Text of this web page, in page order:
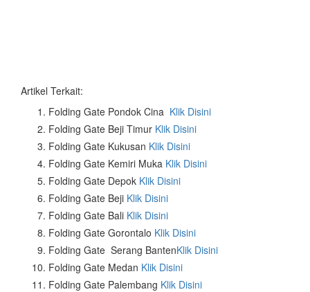
Artikel Terkait:
Folding Gate Pondok Cina Klik Disini
Folding Gate Beji Timur Klik Disini
Folding Gate Kukusan Klik Disini
Folding Gate Kemiri Muka Klik Disini
Folding Gate Depok Klik Disini
Folding Gate Beji Klik Disini
Folding Gate Bali Klik Disini
Folding Gate Gorontalo Klik Disini
Folding Gate Serang BantenKlik Disini
Folding Gate Medan Klik Disini
Folding Gate Palembang Klik Disini